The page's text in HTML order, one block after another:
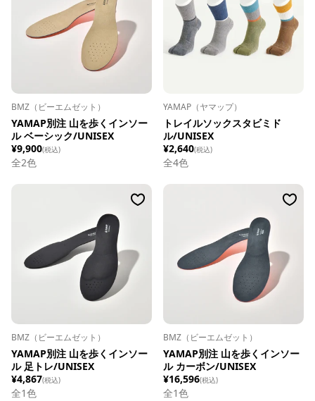
BMZ（ビーエムゼット）
YAMAP別注 山を歩くインソー
ル ベーシック/UNISEX
¥9,900(税込)
全2色
YAMAP（ヤマップ）
トレイルソックスタビミド
ル/UNISEX
¥2,640(税込)
全4色
BMZ（ビーエムゼット）
YAMAP別注 山を歩くインソー
ル 足トレ/UNISEX
¥4,867(税込)
全1色
BMZ（ビーエムゼット）
YAMAP別注 山を歩くインソー
ル カーボン/UNISEX
¥16,596(税込)
全1色